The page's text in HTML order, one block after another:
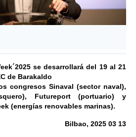
se desarrollará del 19 al 21
de Barakaldo
congresos Sinaval (sector naval),
Futureport (portuario) y
(energías renovables marinas).
Bilbao, 2025 03 13